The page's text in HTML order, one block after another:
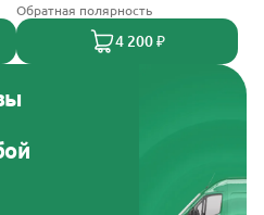
Обратная полярность
4 200 ₽